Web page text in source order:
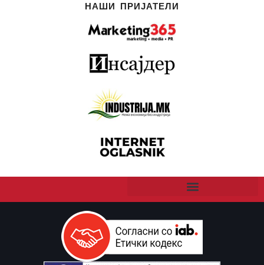
НАШИ ПРИЈАТЕЛИ